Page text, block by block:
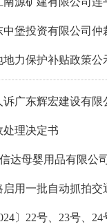
堡投资有限公司仲
地力保护补贴政策公
诉广东辉宏建设有
理决定书
达母婴用品有限公司
启用一批自动抓拍
〕22号、23号、